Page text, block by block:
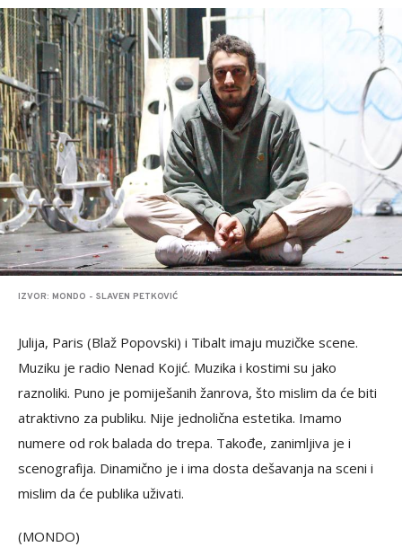
IZVOR: MONDO - SLAVEN PETKOVIĆ
Julija, Paris (Blaž Popovski) i Tibalt imaju muzičke scene.
Muziku je radio Nenad Kojić. Muzika i kostimi su jako
raznoliki. Puno je pomiješanih žanrova, što mislim da će biti
atraktivno za publiku. Nije jednolična estetika. Imamo
numere od rok balada do trepa. Takođe, zanimljiva je i
scenografija. Dinamično je i ima dosta dešavanja na sceni i
mislim da će publika uživati.
(MONDO)